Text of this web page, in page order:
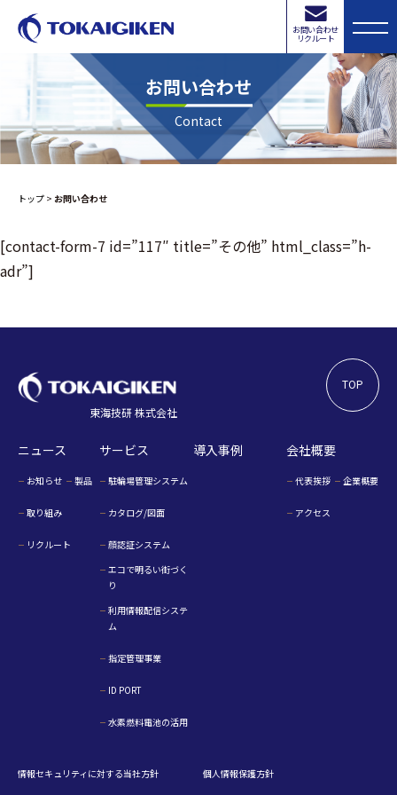
お問い合わせ
リクルート
お問い合わせ
Contact
トップ > お問い合わせ
[contact-form-7 id=”117″ title=”その他” html_class=”h-
adr”]
TOP
東海技研 株式会社
ニュース
お知らせ 製品
取り組み
リクルート
サービス
駐輪場管理システム
カタログ/図面
顔認証システム
エコで明るい街づく
り
利用情報配信システ
ム
指定管理事業
ID PORT
水素燃料電池の活用
導入事例 会社概要
代表挨拶 企業概要
アクセス
情報セキュリティに対する当社方針 個人情報保護方針